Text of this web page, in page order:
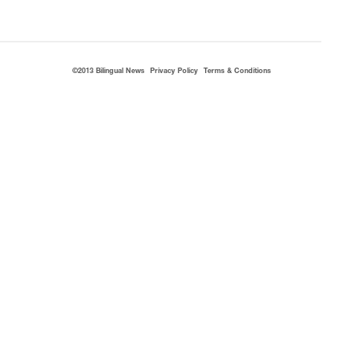
©2013 Bilingual News Privacy Policy Terms & Conditions